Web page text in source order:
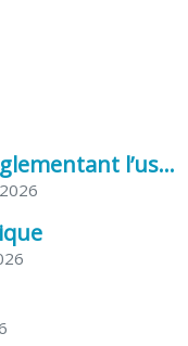
Arrêté préfectoral réglementant l’usage de l’eau